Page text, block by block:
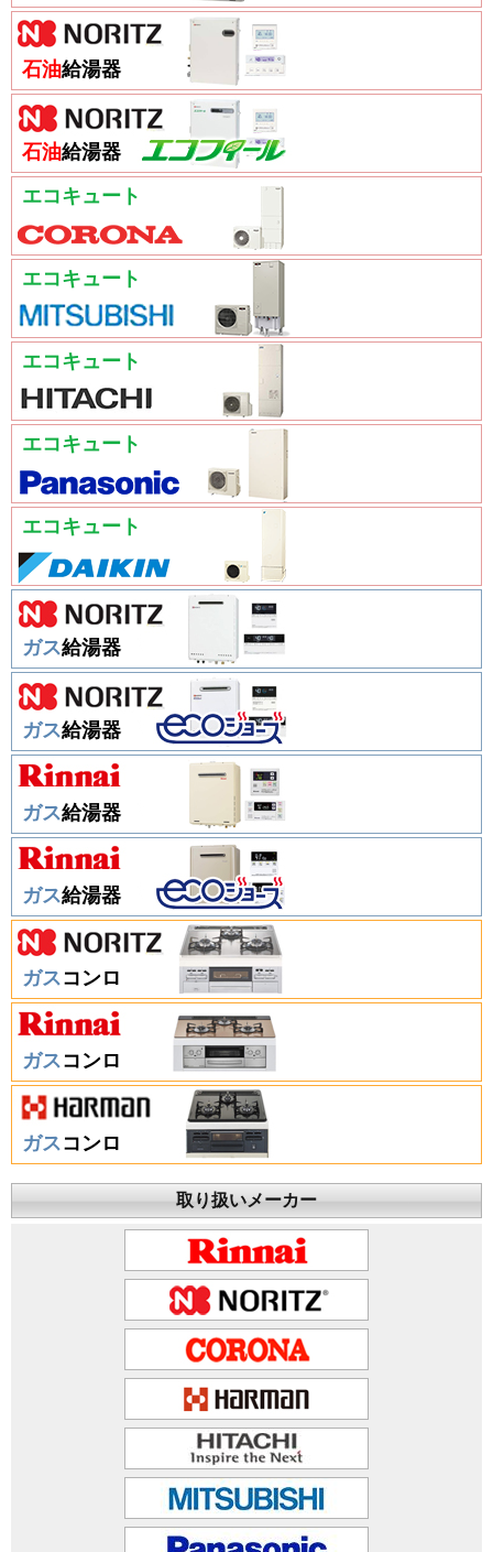
石油給湯器
石油給湯器
エコキュート
エコキュート
エコキュート
エコキュート
エコキュート
ガス給湯器
ガス給湯器
ガス給湯器
ガス給湯器
ガスコンロ
ガスコンロ
ガスコンロ
取り扱いメーカー